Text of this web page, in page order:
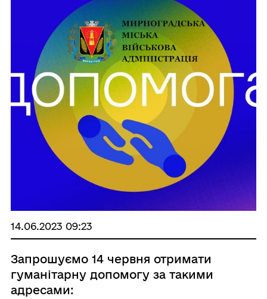
14.06.2023 09:23
Запрошуємо 14 червня отримати
гуманітарну допомогу за такими
адресами: